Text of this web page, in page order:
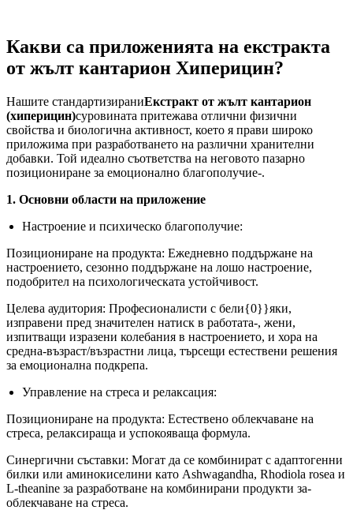
Какви са приложенията на екстракта
от жълт кантарион Хиперицин?
Нашите стандартизираниЕкстракт от жълт кантарион
(хиперицин)суровината притежава отлични физични
свойства и биологична активност, което я прави широко
приложима при разработването на различни хранителни
добавки. Той идеално съответства на неговото пазарно
позициониране за емоционално благополучие-.
1. Основни области на приложение
Настроение и психическо благополучие:
Позициониране на продукта: Ежедневно поддържане на
настроението, сезонно поддържане на лошо настроение,
подобрител на психологическата устойчивост.
Целева аудитория: Професионалисти с бели{0}}яки,
изправени пред значителен натиск в работата-, жени,
изпитващи изразени колебания в настроението, и хора на
средна-възраст/възрастни лица, търсещи естествени решения
за емоционална подкрепа.
Управление на стреса и релаксация:
Позициониране на продукта: Естествено облекчаване на
стреса, релаксираща и успокояваща формула.
Синергични съставки: Могат да се комбинират с адаптогенни
билки или аминокиселини като Ashwagandha, Rhodiola rosea и
L-theanine за разработване на комбинирани продукти за-
облекчаване на стреса.